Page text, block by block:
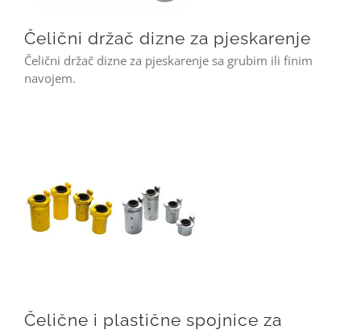
Čelični držač dizne za pjeskarenje
Čelični držač dizne za pjeskarenje sa grubim ili finim
navojem.
Čelične i plastične spojnice za